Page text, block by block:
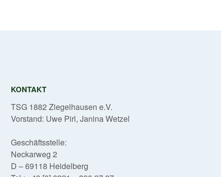
KONTAKT
TSG 1882 Ziegelhausen e.V.
Vorstand: Uwe Pirl, Janina Wetzel
Geschäftsstelle:
Neckarweg 2
D – 69118 Heidelberg